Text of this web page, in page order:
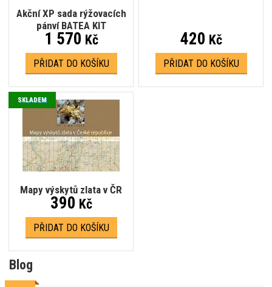
Akční XP sada rýžovacích
pánví BATEA KIT
1 570 Kč
PŘIDAT DO KOŠÍKU
420 Kč
PŘIDAT DO KOŠÍKU
Mapy výskytů zlata v ČR
SKLADEM
390 Kč
PŘIDAT DO KOŠÍKU
Blog